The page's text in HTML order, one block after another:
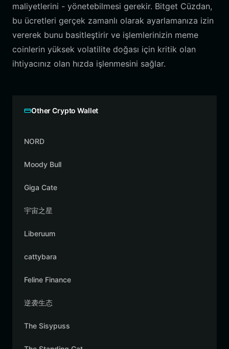
maliyetlerini - yönetebilmesi gerekir. Bitget Cüzdan,
bu ücretleri gerçek zamanlı olarak ayarlamanıza izin
vererek bunu basitleştirir ve işlemlerinizin meme
coinlerin yüksek volatilite doğası için kritik olan
ihtiyacınız olan hızda işlenmesini sağlar.
Other Crypto Wallet
NORD
Moody Bull
Giga Cate
宇宙之星
Liberuum
cattybara
Feline Finance
逆袭生态
The Sisypuss